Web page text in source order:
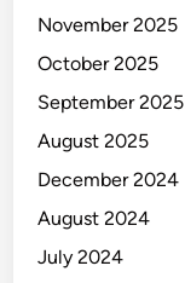
November 2025
October 2025
September 2025
August 2025
December 2024
August 2024
July 2024